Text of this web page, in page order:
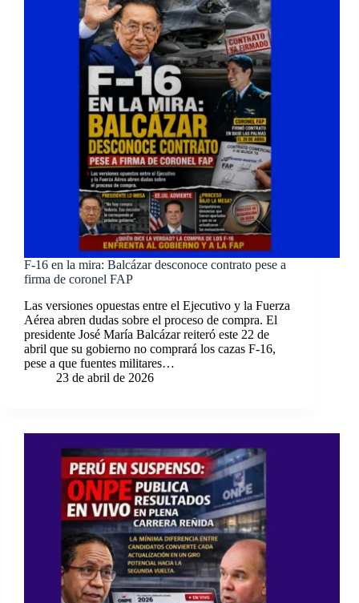
F-16 en la mira: Balcázar desconoce contrato pese a
firma de coronel FAP
Las versiones opuestas entre el Ejecutivo y la Fuerza
Aérea abren dudas sobre el proceso de compra. El
presidente José María Balcázar reiteró este 22 de
abril que su gobierno no comprará los cazas F-16,
pese a que fuentes militares…
23 de abril de 2026